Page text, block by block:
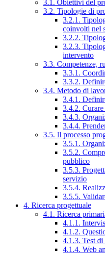
3.1. Obiettivi del
3.2. Tipologie di
3.2.1.
coinvolti nel
3.2.2.
3.2.3.
intervento
3.3. Competenze,
3.3.1.
3.3.2.
3.4. Metodo di
3.4.1.
3.4.2.
3.4.3.
3.4.4.
3.5. Il processo
3.5.1.
3.5.2.
pubblico
3.5.3.
servizio
3.5.4.
3.5.5.
4. Ricerca progettuale
4.1. Ricerca
4.1.1.
4.1.2.
4.1.3. Test di
4.1.4. Web